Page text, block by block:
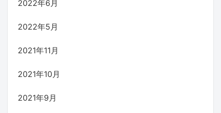
2022年6月
2022年5月
2021年11月
2021年10月
2021年9月